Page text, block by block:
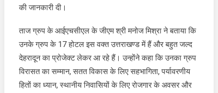
की जानकारी दी।
ताज ग्रुप के आईएचसीएल के जीएम श्री मनोज मिश्रा ने बताया कि
उनके ग्रुप के 17 होटल इस वक्त उत्तराखण्ड में हैं और बहुत जल्द
देहरादून का प्रोजेक्ट लेकर आ रहे हैं। उन्होंने कहा कि उनका ग्रुप
विरासत का सम्मान, सतत विकास के लिए सहभागिता, पर्यावरणीय
हितों का ध्यान, स्थानीय निवासियों के लिए रोजगार के अवसर और